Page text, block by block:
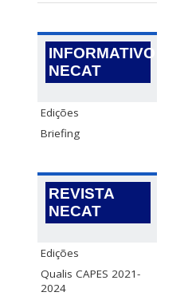
INFORMATIVO
NECAT
Edições
Briefing
REVISTA
NECAT
Edições
Qualis CAPES 2021-
2024